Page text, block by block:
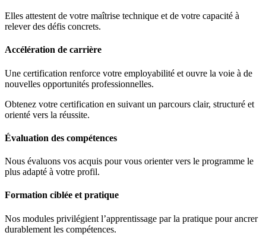
Elles attestent de votre maîtrise technique et de votre capacité à
relever des défis concrets.
Accélération de carrière
Une certification renforce votre employabilité et ouvre la voie à de
nouvelles opportunités professionnelles.
Obtenez votre certification en suivant un parcours clair, structuré et
orienté vers la réussite.
Évaluation des compétences
Nous évaluons vos acquis pour vous orienter vers le programme le
plus adapté à votre profil.
Formation ciblée et pratique
Nos modules privilégient l’apprentissage par la pratique pour ancrer
durablement les compétences.